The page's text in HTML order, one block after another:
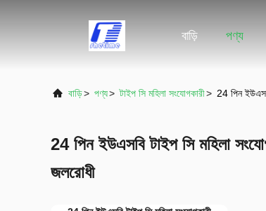
বাড়ি পণ্য
বাড়ি> পণ্য> টাইপ সি মহিলা সংযোগকারী> 24 পিন
24 পিন ইউএসবি টাইপ সি মহিলা
জলরোধী